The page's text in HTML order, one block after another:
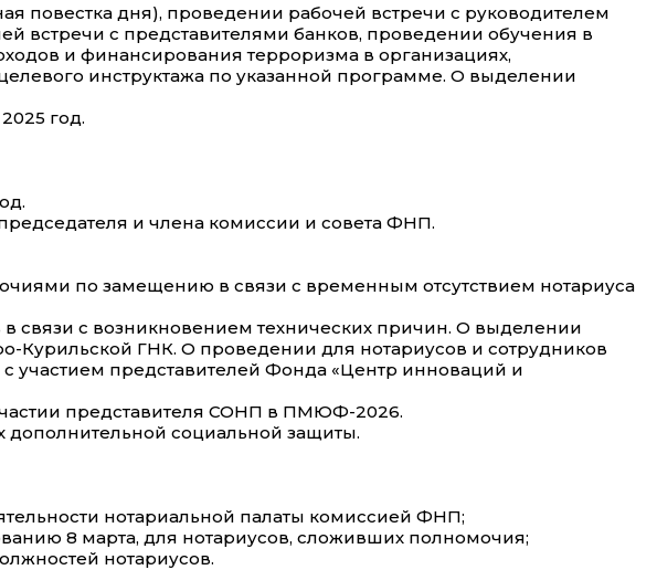
повестка дня), проведении рабочей встречи с руководителем
встречи с представителями банков, проведении обучения в
и финансирования терроризма в организациях,
инструктажа по указанной программе. О выделении
год.
и члена комиссии и совета ФНП.
по замещению в связи с временным отсутствием нотариуса
связи с возникновением технических причин. О выделении
Курильской ГНК. О проведении для нотариусов и сотрудников
участием представителей Фонда «Центр инноваций и
представителя СОНП в ПМЮФ-2026.
дополнительной социальной защиты.
нотариальной палаты комиссией ФНП;
8 марта, для нотариусов, сложивших полномочия;
нотариусов.